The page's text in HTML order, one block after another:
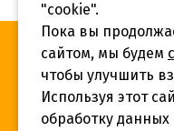
«Инва-Студия.
© 2026 г.
"cookie".
Пока вы
сайтом, мы будем
чтобы улучшить
Используя этот
обработку